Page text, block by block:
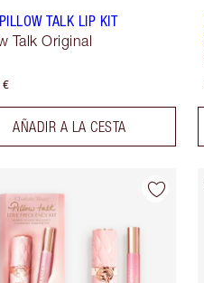
TALK LIP KIT
Talk Original
€
AÑADIR A LA CESTA